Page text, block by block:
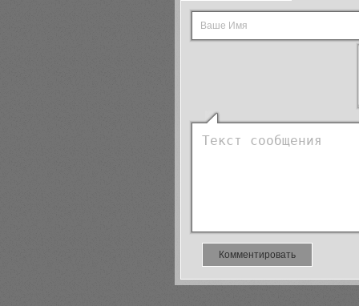
Комментировать